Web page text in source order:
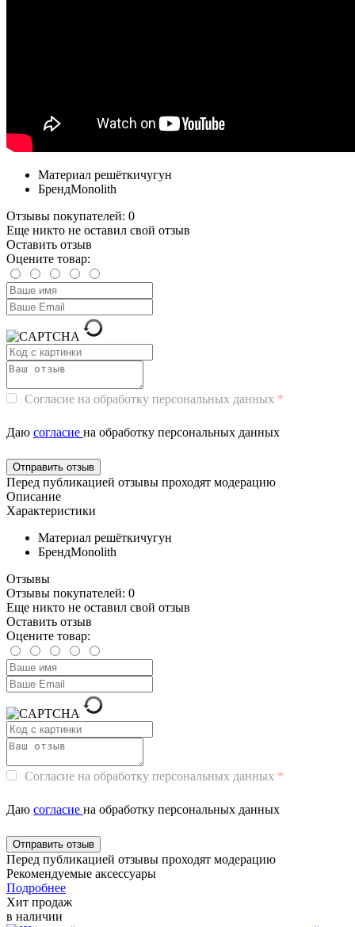
Материал решёткичугун
БрендMonolith
Отзывы покупателей: 0
Еще никто не оставил свой отзыв
Оставить отзыв
Оцените товар:
Согласие на обработку персональных данных
Даю согласие на обработку персональных данных
Перед публикацией отзывы проходят модерацию
Описание
Характеристики
Материал решёткичугун
БрендMonolith
Отзывы
Отзывы покупателей: 0
Еще никто не оставил свой отзыв
Оставить отзыв
Оцените товар:
Согласие на обработку персональных данных
Даю согласие на обработку персональных данных
Перед публикацией отзывы проходят модерацию
Рекомендуемые аксессуары
Подробнее
Хит продаж
в наличии